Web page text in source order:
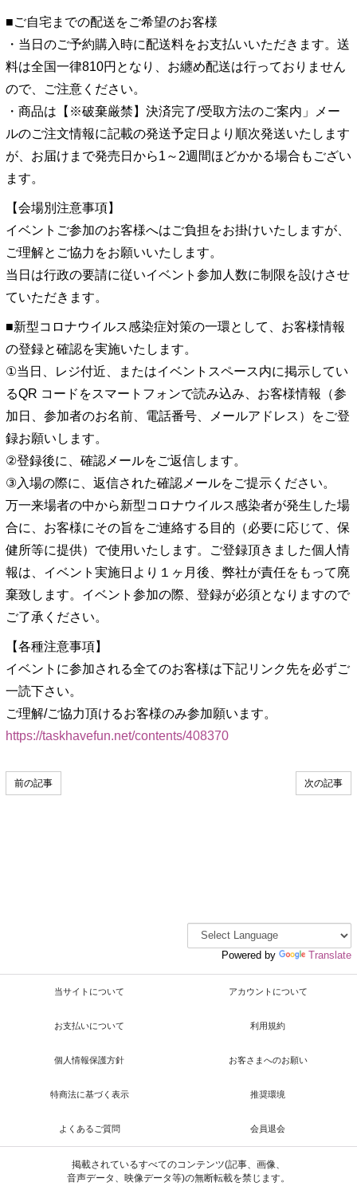
■ご自宅までの配送をご希望のお客様
・当日のご予約購入時に配送料をお支払いいただきます。送
料は全国一律810円となり、お纏め配送は行っておりません
ので、ご注意ください。
・商品は【※破棄厳禁】決済完了/受取方法のご案内」メー
ルのご注文情報に記載の発送予定日より順次発送いたします
が、お届けまで発売日から1～2週間ほどかかる場合もござい
ます。
【会場別注意事項】
イベントご参加のお客様へはご負担をお掛けいたしますが、
ご理解とご協力をお願いいたします。
当日は行政の要請に従いイベント参加人数に制限を設けさせ
ていただきます。
■新型コロナウイルス感染症対策の一環として、お客様情報
の登録と確認を実施いたします。
①当日、レジ付近、またはイベントスペース内に掲示してい
るQR コードをスマートフォンで読み込み、お客様情報（参
加日、参加者のお名前、電話番号、メールアドレス）をご登
録お願いします。
②登録後に、確認メールをご返信します。
③入場の際に、返信された確認メールをご提示ください。
万一来場者の中から新型コロナウイルス感染者が発生した場
合に、お客様にその旨をご連絡する目的（必要に応じて、保
健所等に提供）で使用いたします。ご登録頂きました個人情
報は、イベント実施日より１ヶ月後、弊社が責任をもって廃
棄致します。イベント参加の際、登録が必須となりますので
ご了承ください。
【各種注意事項】
イベントに参加される全てのお客様は下記リンク先を必ずご
一読下さい。
ご理解/ご協力頂けるお客様のみ参加願います。
https://taskhavefun.net/contents/408370
次の記事
前の記事
Powered by Translate
当サイトについて アカウントについて
お支払いについて 利用規約
個人情報保護方針 お客さまへのお願い
特商法に基づく表示 推奨環境
よくあるご質問 会員退会
掲載されているすべてのコンテンツ(記事、画像、
音声データ、映像データ等)の無断転載を禁じます。